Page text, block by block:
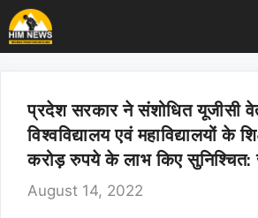
Skip
to
content
प्रदेश सरकार ने संशोधित यूजीसी
विश्वविद्यालय एवं महाविद्यालयों के
करोड़ रुपये के लाभ किए सुनिश्चित:
August 14, 2022